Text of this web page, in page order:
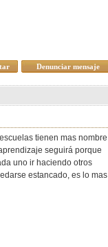
Denunciar mensaje
tienen mas nombre
seguirá porque
uno ir haciendo otros
estancado, es lo mas